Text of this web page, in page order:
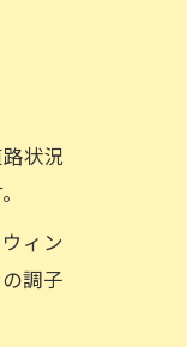
状況
ィン
調子